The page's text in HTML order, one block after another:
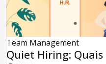
Team Management
Quiet Hiring: